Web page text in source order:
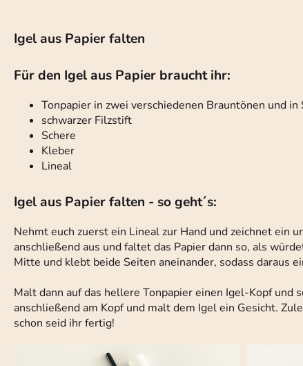
Igel aus Papier falten
Für den Igel aus Papier braucht ihr:
Tonpapier in zwei verschiedenen Brauntönen und in
schwarzer Filzstift
Schere
Kleber
Lineal
Igel aus Papier falten - so geht´s:
Nehmt euch zuerst ein Lineal zur Hand und zeichnet ein
anschließend aus und faltet das Papier dann so, als
Mitte und klebt beide Seiten aneinander, sodass daraus
Malt dann auf das hellere Tonpapier einen Igel-Kopf und
anschließend am Kopf und malt dem Igel ein Gesicht.
schon seid ihr fertig!